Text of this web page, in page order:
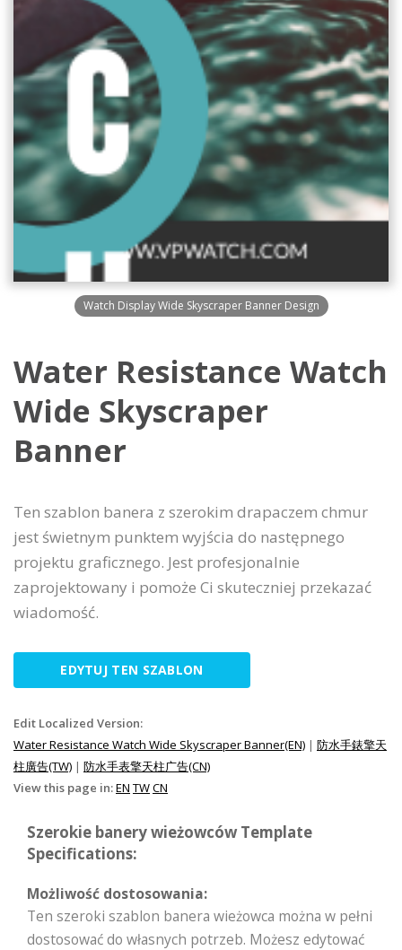
Watch Display Wide Skyscraper Banner Design
Water Resistance Watch
Wide Skyscraper
Banner
Ten szablon banera z szerokim drapaczem chmur
jest świetnym punktem wyjścia do następnego
projektu graficznego. Jest profesjonalnie
zaprojektowany i pomoże Ci skuteczniej przekazać
wiadomość.
EDYTUJ TEN SZABLON
Edit Localized Version:
Water Resistance Watch Wide Skyscraper Banner(EN) | 防水手錶擎天
柱廣告(TW) | 防水手表擎天柱广告(CN)
View this page in:EN TWCN
Szerokie banery wieżowców Template
Specifications:
Możliwość dostosowania:
Ten szeroki szablon banera wieżowca można w pełni
dostosować do własnych potrzeb. Możesz edytować